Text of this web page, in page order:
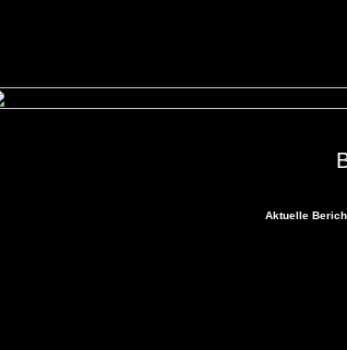
Aktuelle